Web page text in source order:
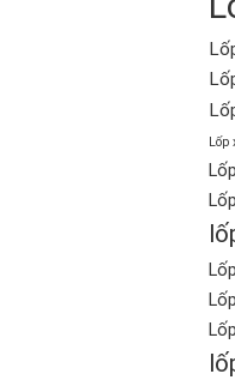
Lốp